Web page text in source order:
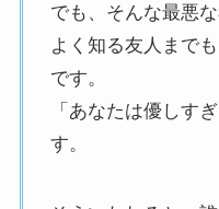
でも、そんな最悪
よく知る友人まで
です。
「あなたは優しす
す。